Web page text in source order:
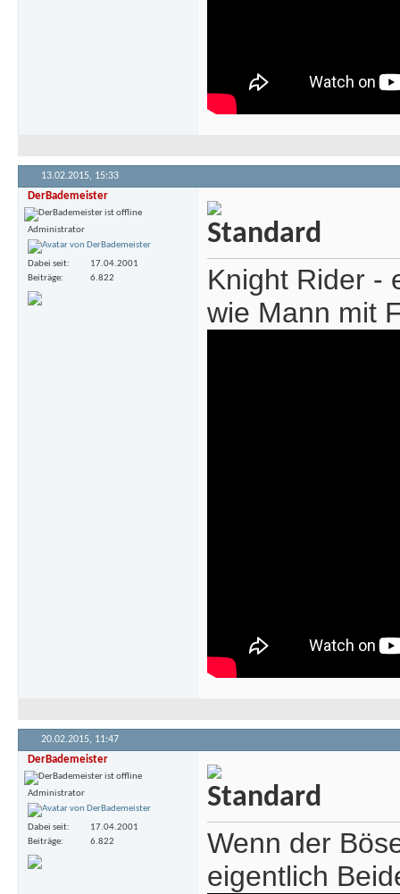
13.02.2015, 15:33
DerBademeister
Administrator
Dabei seit
17.04.2001
Beiträge
6.822
Knight Rider -
wie Mann mit
20.02.2015, 11:47
DerBademeister
Administrator
Dabei seit
17.04.2001
Beiträge
6.822
Wenn der
eigentlich